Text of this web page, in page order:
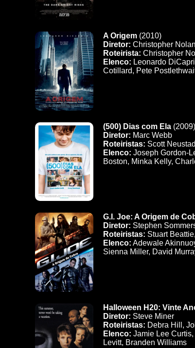
A Origem (2010)
Diretor: Christopher Nolan
Roteirista: Christopher
Elenco: Leonardo
Cotillard, Pete
(500) Dias com Ela (2009)
Diretor: Marc Webb
Roteiristas: Scott
Elenco: Joseph Gordon-
Boston, Minka Kelly,
G.I. Joe: A Origem de
Diretor: Stephen
Roteiristas: Stuart
Elenco: Adewale
Sienna Miller, David
Halloween H20: Vinte
Diretor: Steve Miner
Roteiristas: Debra Hill,
Elenco: Jamie Lee
Levitt, Branden Williams